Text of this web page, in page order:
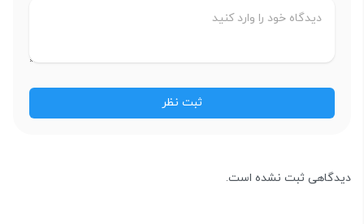
دیدگاهی ثبت نشده است.